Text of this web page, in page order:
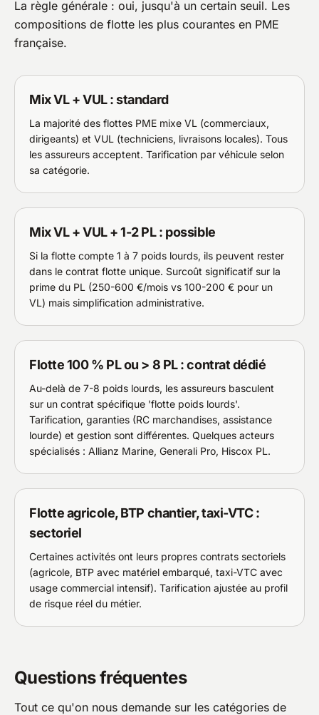
La règle générale : oui, jusqu'à un certain seuil. Les
compositions de flotte les plus courantes en PME
française.
Mix VL + VUL : standard
La majorité des flottes PME mixe VL (commerciaux,
dirigeants) et VUL (techniciens, livraisons locales). Tous
les assureurs acceptent. Tarification par véhicule selon
sa catégorie.
Mix VL + VUL + 1-2 PL : possible
Si la flotte compte 1 à 7 poids lourds, ils peuvent rester
dans le contrat flotte unique. Surcoût significatif sur la
prime du PL (250-600 €/mois vs 100-200 € pour un
VL) mais simplification administrative.
Flotte 100 % PL ou > 8 PL : contrat dédié
Au-delà de 7-8 poids lourds, les assureurs basculent
sur un contrat spécifique 'flotte poids lourds'.
Tarification, garanties (RC marchandises, assistance
lourde) et gestion sont différentes. Quelques acteurs
spécialisés : Allianz Marine, Generali Pro, Hiscox PL.
Flotte agricole, BTP chantier, taxi-VTC :
sectoriel
Certaines activités ont leurs propres contrats sectoriels
(agricole, BTP avec matériel embarqué, taxi-VTC avec
usage commercial intensif). Tarification ajustée au profil
de risque réel du métier.
Questions fréquentes
Tout ce qu'on nous demande sur les catégories de